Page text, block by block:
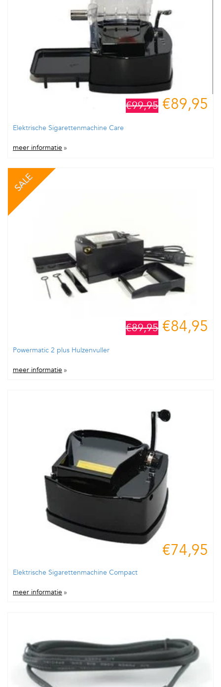
€99,95 €89,95
Elektrische Sigarettenmachine Care
meer informatie »
SALE
€89,95 €84,95
Powermatic 2 plus Hulzenvuller
meer informatie »
€74,95
Elektrische Sigarettenmachine Compact
meer informatie »